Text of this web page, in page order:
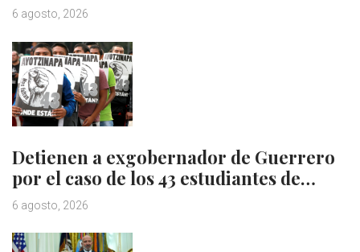
6 agosto, 2026
Detienen a exgobernador de Guerrero
por el caso de los 43 estudiantes de…
6 agosto, 2026